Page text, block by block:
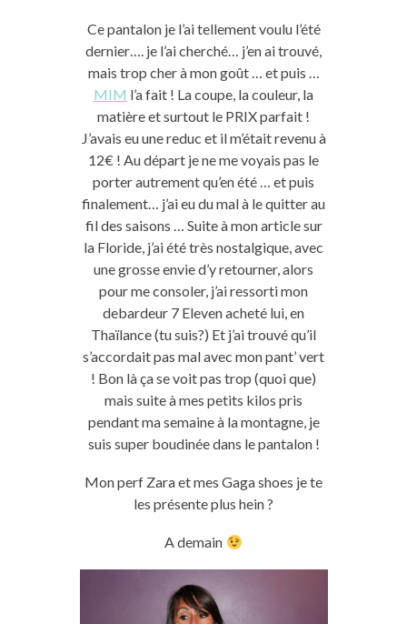
Ce pantalon je l’ai tellement voulu l’été
dernier…. je l’ai cherché… j’en ai trouvé,
mais trop cher à mon goût … et puis …
MIM l’a fait ! La coupe, la couleur, la
matière et surtout le PRIX parfait !
J’avais eu une reduc et il m’était revenu à
12€ ! Au départ je ne me voyais pas le
porter autrement qu’en été … et puis
finalement… j’ai eu du mal à le quitter au
fil des saisons … Suite à mon article sur
la Floride, j’ai été très nostalgique, avec
une grosse envie d’y retourner, alors
pour me consoler, j’ai ressorti mon
debardeur 7 Eleven acheté lui, en
Thaïlance (tu suis?) Et j’ai trouvé qu’il
s’accordait pas mal avec mon pant’ vert
! Bon là ça se voit pas trop (quoi que)
mais suite à mes petits kilos pris
pendant ma semaine à la montagne, je
suis super boudinée dans le pantalon !
Mon perf Zara et mes Gaga shoes je te
les présente plus hein ?
A demain